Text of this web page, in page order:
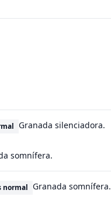
Granada silenciadora.
somnífera.
normal Granada somnífera.